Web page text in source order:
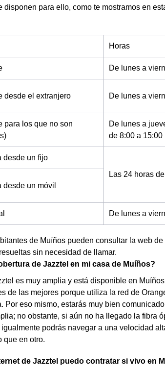
disponen para ello, como te mostramos en
Horas
De lunes a
desde el extranjero De lunes a
para los que no son
De lunes a
de 8:00 a 15:00
desde un fijo
Las 24 horas
un móvil
De lunes a
de Muíños pueden consultar la web
sin necesidad de llamar.
de Jazztel en mi casa de Muíños?
es muy amplia y está disponible en
de las mejores porque utiliza la red de
Por eso mismo, estarás muy bien
no obstante, si aún no ha llegado la fibra
podrás navegar a una velocidad
que en otro.
de Jazztel puedo contratar si vivo en